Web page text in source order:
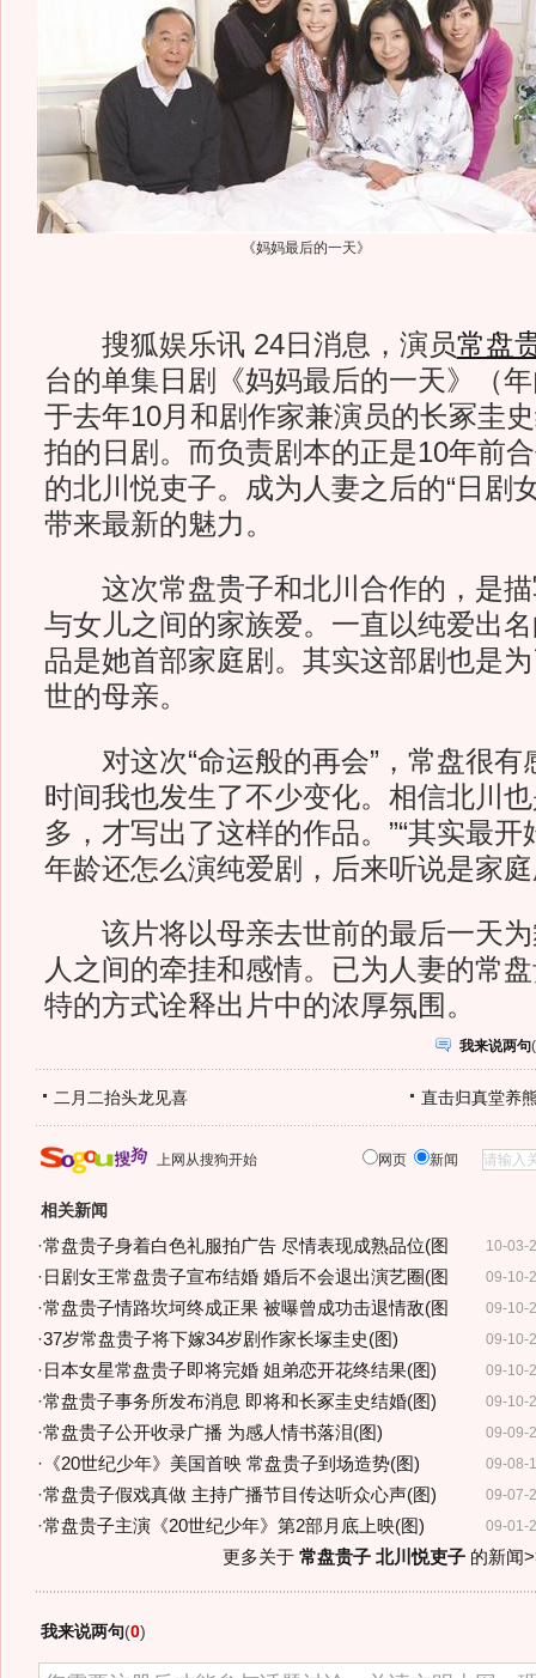
《妈妈最后的一天》
搜狐娱乐讯 24日消息，演员常盘
台的单集日剧《妈妈最后的一天》（
于去年10月和剧作家兼演员的长冢圭
拍的日剧。而负责剧本的正是10年前
的北川悦吏子。成为人妻之后的“日剧
带来最新的魅力。
这次常盘贵子和北川合作的，是描
与女儿之间的家族爱。一直以纯爱出
品是她首部家庭剧。其实这部剧也是
世的母亲。
对这次“命运般的再会”，常盘很有
时间我也发生了不少变化。相信北川
多，才写出了这样的作品。”“其实最
年龄还怎么演纯爱剧，后来听说是家
该片将以母亲去世前的最后一天为
人之间的牵挂和感情。已为人妻的常
特的方式诠释出片中的浓厚氛围。
我来说两句(
二月二抬头龙见喜 直击归真堂养
上网从搜狗开始 网页 新闻
相关新闻
10-03-
·常盘贵子身着白色礼服拍广告 尽情表现成熟品位(图
09-10-
· 日剧女王常盘贵子宣布结婚 婚后不会退出演艺圈(图
09-10-
·常盘贵子情路坎坷终成正果 被曝曾成功击退情敌(图
09-10-
·37岁常盘贵子将下嫁34岁剧作家长塚圭史(图)
09-10-
· 日本女星常盘贵子即将完婚 姐弟恋开花终结果(图)
09-10-
·常盘贵子事务所发布消息 即将和长冢圭史结婚(图)
09-09-
·常盘贵子公开收录广播 为感人情书落泪(图)
09-08-
· 《20世纪少年》美国首映 常盘贵子到场造势(图)
09-07-
·常盘贵子假戏真做 主持广播节目传达听众心声(图)
09-01-
·常盘贵子主演《20世纪少年》第2部月底上映(图)
更多关于 常盘贵子 北川悦吏子的新闻
我来说两句(0)